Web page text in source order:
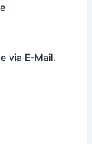
via E-Mail.